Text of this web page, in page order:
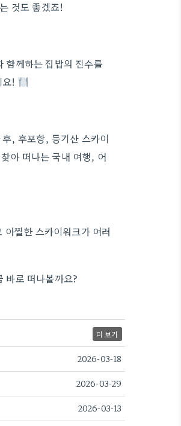
것도 좋겠죠!
함께하는 집밥의 진수를
!
, 후포항, 등기산 스카이
아 떠나는 국내 여행, 어
찔한 스카이워크가 여러
바로 떠나볼까요?
더 보기
2026-03-18
2026-03-29
2026-03-13